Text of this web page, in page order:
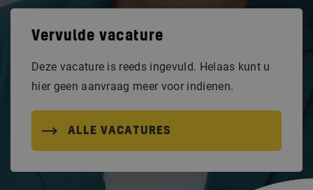
Vervulde vacature
Deze vacature is reeds ingevuld. Helaas kunt u
hier geen aanvraag meer voor indienen.
ALLE VACATURES